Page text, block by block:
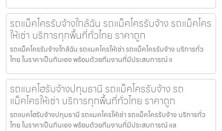
รถแม็คโครรับจ้างใกล้ฉัน รถแม็คโครรับจ้าง รถแม็คโคร
ให้เช่า บริการทุกพื้นที่ทั่วไทย ราคาถูก
รถแม็คโครรับจ้างใกล้ฉัน รถแมคโครให้เช่า รถแม็คโครรับจ้าง บริการทั่ว
ไทย ในราคาเป็นกันเอง พร้อมด้วยทีมงานที่มีประสบการณ์ แ
รถแบคโฮรับจ้างปทุมธานี รถแม็คโครรับจ้าง รถ
แม็คโครให้เช่า บริการทุกพื้นที่ทั่วไทย ราคาถูก
รถแบคโฮรับจ้างปทุมธานี รถแมคโครให้เช่า รถแม็คโครรับจ้าง บริการทั่ว
ไทย ในราคาเป็นกันเอง พร้อมด้วยทีมงานที่มีประสบการณ์ แล